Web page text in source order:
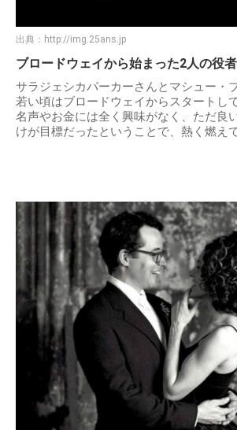
出典： http://img.25ans.jp
ブロードウェイから始まった2人の役
サラジェシカパーカーさんとマシュー・
若い頃はブロードウェイからスタートし
名声やお金には全く興味がなく、ただ良
けが目標だったということで、熱く燃え